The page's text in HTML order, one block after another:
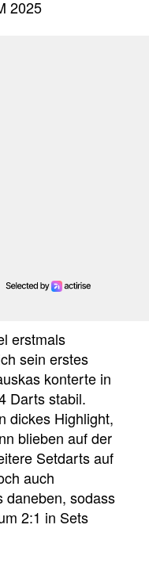
erstmals
sein erstes
konterte in
Darts stabil.
dickes Highlight,
blieben auf der
Setdarts auf
auch
daneben, sodass
2:1 in Sets